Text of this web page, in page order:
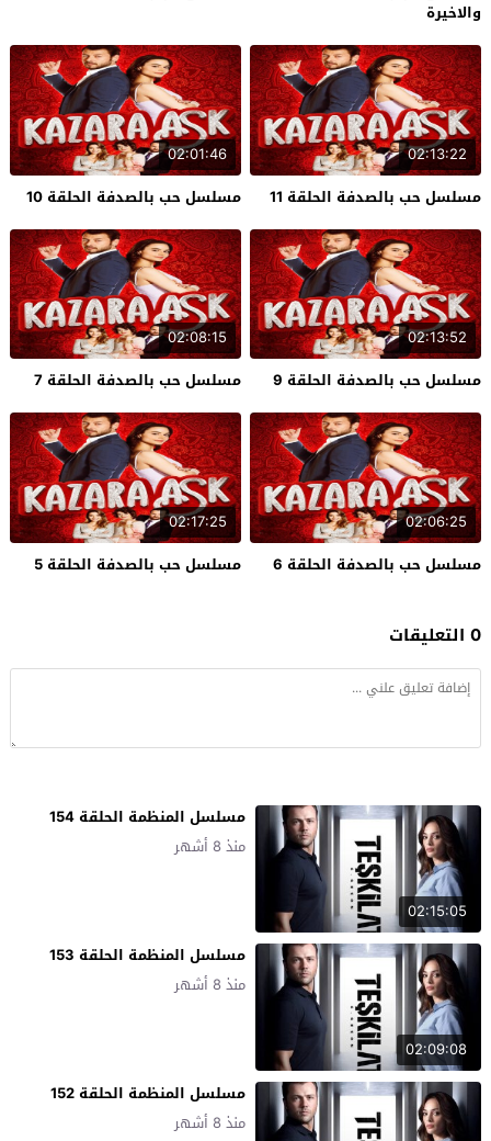
والاخيرة
02:13:22
مسلسل حب بالصدفة الحلقة 11
02:01:46
مسلسل حب بالصدفة الحلقة 10
02:13:52
مسلسل حب بالصدفة الحلقة 9
02:08:15
مسلسل حب بالصدفة الحلقة 7
02:06:25
مسلسل حب بالصدفة الحلقة 6
02:17:25
مسلسل حب بالصدفة الحلقة 5
0 التعليقات
02:15:05
مسلسل المنظمة الحلقة 154
منذ 8 أشهر
02:09:08
مسلسل المنظمة الحلقة 153
منذ 8 أشهر
مسلسل المنظمة الحلقة 152
منذ 8 أشهر